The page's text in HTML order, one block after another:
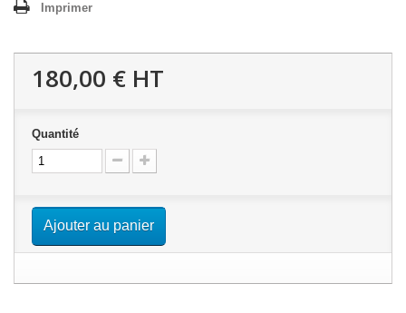
Imprimer
180,00 € HT
Quantité
Ajouter au panier